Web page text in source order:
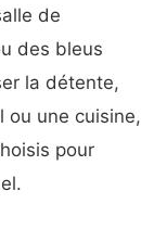
de
des bleus
la détente,
ou une cuisine,
pour